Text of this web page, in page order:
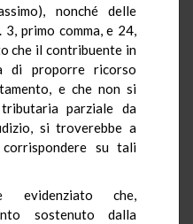
nonché delle
primo comma, e 24,
che il contribuente in
di proporre ricorso
e che non si
parziale da
si troverebbe a
corrispondere su tali
evidenziato che,
sostenuto dalla